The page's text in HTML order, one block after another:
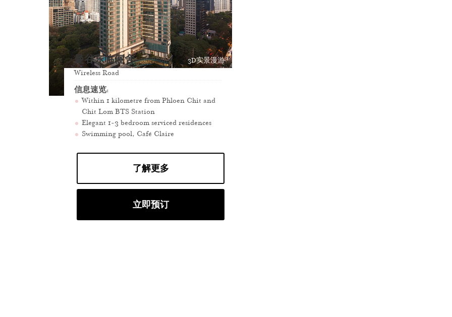
3D实景漫游
曼谷东临俪舍
Wireless Road
信息速览:
Within 1 kilometre from Phloen Chit and
Chit Lom BTS Station
Elegant 1-3 bedroom serviced residences
Swimming pool, Café Claire
了解更多
立即预订